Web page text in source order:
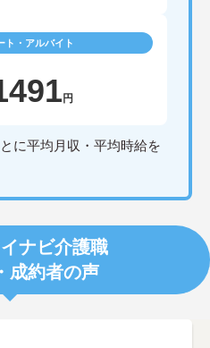
ト・アルバイト
円
に平均月収・平均時給を
ナビ介護職
成約者の声